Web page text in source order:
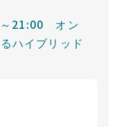
21:00 オン
ハイブリッド